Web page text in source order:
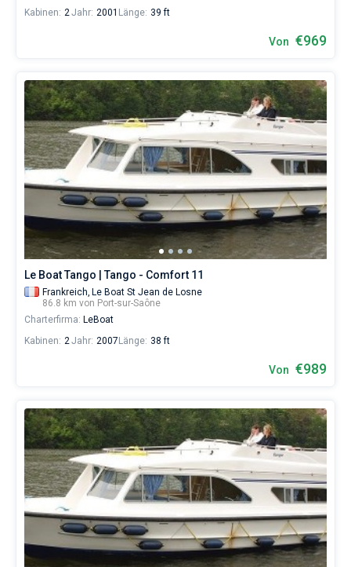
Kabinen: 2Jahr: 2001 Länge: 39 ft
Von €969
Le Boat Tango | Tango - Comfort 11
Frankreich, Le Boat St Jean de Losne
86.8 km von Port-sur-Saône
Charterfirma: LeBoat
Kabinen: 2Jahr: 2007 Länge: 38 ft
Von €989